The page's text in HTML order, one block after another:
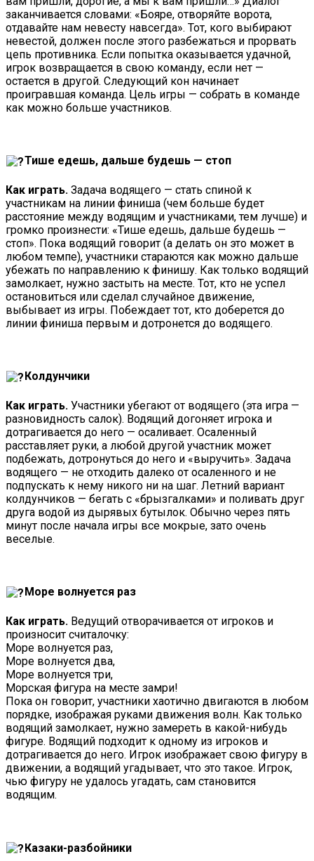
заканчивается словами: «Бояре, отворяйте ворота,
отдавайте нам невесту навсегда». Тот, кого выбирают
невестой, должен после этого разбежаться и прорвать
цепь противника. Если попытка оказывается удачной,
игрок возвращается в свою команду, если нет —
остается в другой. Следующий кон начинает
проигравшая команда. Цель игры — собрать в команде
как можно больше участников.
Тише едешь, дальше будешь — стоп
Как играть. Задача водящего — стать спиной к
участникам на линии финиша (чем больше будет
расстояние между водящим и участниками, тем лучше) и
громко произнести: «Тише едешь, дальше будешь —
стоп». Пока водящий говорит (а делать он это может в
любом темпе), участники стараются как можно дальше
убежать по направлению к финишу. Как только водящий
замолкает, нужно застыть на месте. Тот, кто не успел
остановиться или сделал случайное движение,
выбывает из игры. Побеждает тот, кто доберется до
линии финиша первым и дотронется до водящего.
Колдунчики
Как играть. Участники убегают от водящего (эта игра —
разновидность салок). Водящий догоняет игрока и
дотрагивается до него — осаливает. Осаленный
расставляет руки, а любой другой участник может
подбежать, дотронуться до него и «выручить». Задача
водящего — не отходить далеко от осаленного и не
подпускать к нему никого ни на шаг. Летний вариант
колдунчиков — бегать с «брызгалками» и поливать друг
друга водой из дырявых бутылок. Обычно через пять
минут после начала игры все мокрые, зато очень
веселые.
Море волнуется раз
Как играть. Ведущий отворачивается от игроков и
произносит считалочку:
Море волнуется раз,
Море волнуется два,
Море волнуется три,
Морская фигура на месте замри!
Пока он говорит, участники хаотично двигаются в любом
порядке, изображая руками движения волн. Как только
водящий замолкает, нужно замереть в какой-нибудь
фигуре. Водящий подходит к одному из игроков и
дотрагивается до него. Игрок изображает свою фигуру в
движении, а водящий угадывает, что это такое. Игрок,
чью фигуру не удалось угадать, сам становится
водящим.
Казаки-разбойники